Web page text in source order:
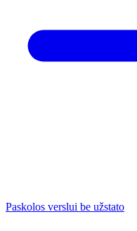
Paskolos verslui be užstato